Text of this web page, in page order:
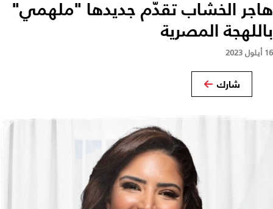
هاجر الخشاب تقدّم جديدها "ملهمي"
باللهجة المصرية
16 أيلول 2023
شارك